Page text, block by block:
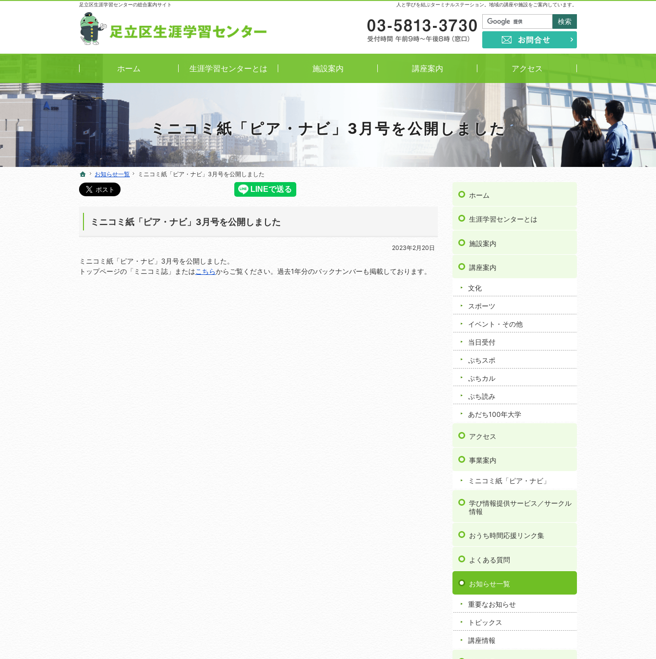
ミニコミ紙「ピア・ナビ」3月号を公開しました
人と学びを結ぶターミナルステーション。地域の講座や施設をご案内しています。
足立区生涯学習センターの総合案内サイト
ホーム
お知らせ一覧 ミニコミ紙「ピア・ナビ」3月号を公開しました
ミニコミ紙「ピア・ナビ」3月号を公開しました
2023年2月20日
ミニコミ紙「ピア・ナビ」3月号を公開しました。
トップページの「ミニコミ誌」またはこちらからご覧ください。過去1年分のバックナンバーも掲載しております。
ホーム
生涯学習センターとは
施設案内
講座案内
文化
スポーツ
イベント・その他
当日受付
ぷちスポ
ぷちカル
ぷち読み
あだち100年大学
アクセス
事業案内
ミニコミ紙「ピア・ナビ」
学び情報提供サービス／サークル
情報
おうち時間応援リンク集
よくある質問
お知らせ一覧
重要なお知らせ
トピックス
講座情報
ホーム
お知らせ一覧 ミニコミ紙「ピア・ナビ」3月号を公開しました
03-5813-3730
受付時間午前9時～午後8時（窓口）
ホーム 生涯学習センターとは 施設案内 講座案内 アクセス